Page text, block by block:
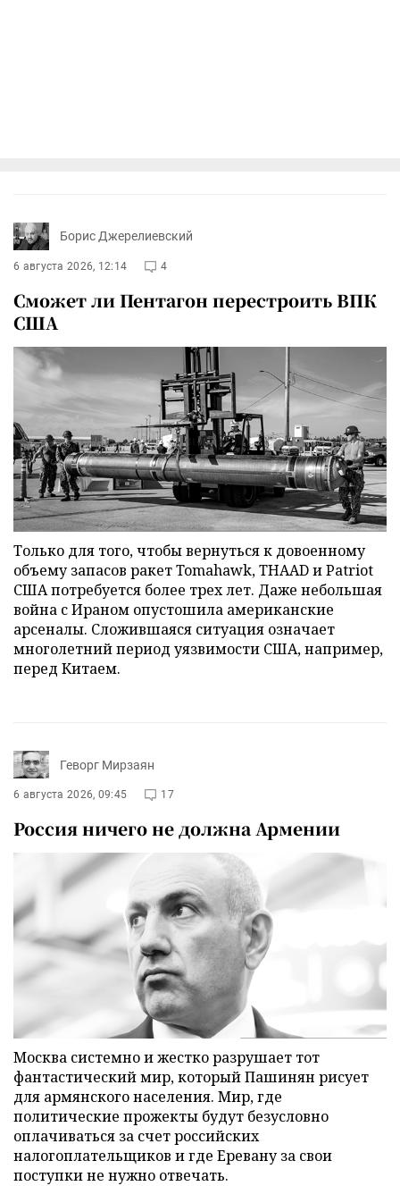
Борис Джерелиевский
6 августа 2026, 12:14 4
Сможет ли Пентагон перестроить ВПК
США
Только для того, чтобы вернуться к довоенному
объему запасов ракет Tomahawk, THAAD и Patriot
США потребуется более трех лет. Даже небольшая
война с Ираном опустошила американские
арсеналы. Сложившаяся ситуация означает
многолетний период уязвимости США, например,
перед Китаем.
Геворг Мирзаян
6 августа 2026, 09:45 17
Россия ничего не должна Армении
Москва системно и жестко разрушает тот
фантастический мир, который Пашинян рисует
для армянского населения. Мир, где
политические прожекты будут безусловно
оплачиваться за счет российских
налогоплательщиков и где Еревану за свои
поступки не нужно отвечать.